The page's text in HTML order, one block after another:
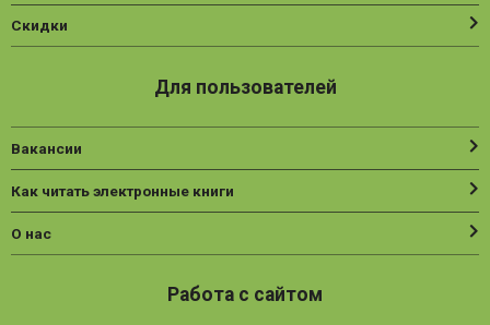
Скидки
Для пользователей
Вакансии
Как читать электронные книги
О нас
Работа с сайтом